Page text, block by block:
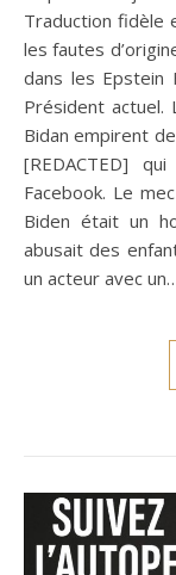
Traduction fidèle
les fautes
dans les Epstein
Président actuel.
Bidan empirent
[REDACTED]
Facebook. Le
Biden était un
abusait des
un acteur avec